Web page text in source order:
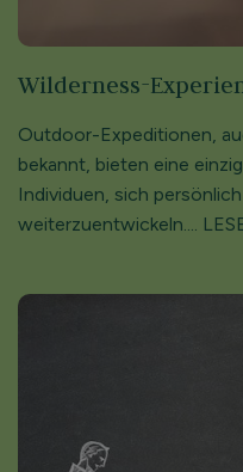
Wilderness-­
Outdoor-­Expeditionen,
bekannt, bieten eine
Individuen, sich
weiterzuentwickeln....